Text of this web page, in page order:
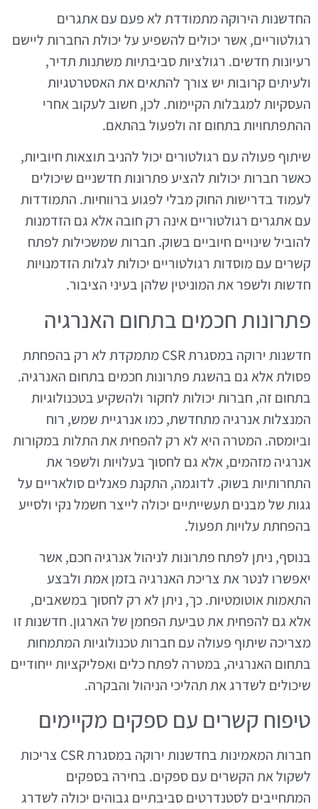
החדשנות הירוקה מתמודדת לא פעם עם אתגרים
רגולטוריים, אשר יכולים להשפיע על יכולת החברות ליישם
רעיונות חדשים. רגולציות סביבתיות משתנות תדיר,
ולעיתים קרובות יש צורך להתאים את האסטרטגיות
העסקיות למגבלות הקיימות. לכן, חשוב לעקוב אחרי
ההתפתחויות בתחום זה ולפעול בהתאם.
שיתוף פעולה עם רגולטורים יכול להניב תוצאות חיוביות,
כאשר חברות יכולות להציע פתרונות חדשניים שיכולים
לעמוד בדרישות החוק מבלי לפגוע ברווחיות. התמודדות
עם אתגרים רגולטוריים אינה רק חובה אלא גם הזדמנות
להוביל שינויים חיוביים בשוק. חברות שמשכילות לפתח
קשרים עם מוסדות רגולטוריים יכולות לגלות הזדמנויות
חדשות ולשפר את המוניטין שלהן בעיני הציבור.
פתרונות חכמים בתחום האנרגיה
חדשנות ירוקה במסגרת CSR מתמקדת לא רק בהפחתת
פסולת אלא גם בהשגת פתרונות חכמים בתחום האנרגיה.
בתחום זה, חברות יכולות לחקור ולהשקיע בטכנולוגיות
המנצלות אנרגיה מתחדשת, כמו אנרגיית שמש, רוח
וביומסה. המטרה היא לא רק להפחית את התלות במקורות
אנרגיה מזהמים, אלא גם לחסוך בעלויות ולשפר את
התחרותיות בשוק. לדוגמה, התקנת פאנלים סולאריים על
גגות של מבנים תעשייתיים יכולה לייצר חשמל נקי ולסייע
בהפחתת עלויות תפעול.
בנוסף, ניתן לפתח פתרונות לניהול אנרגיה חכם, אשר
יאפשרו לנטר את צריכת האנרגיה בזמן אמת ולבצע
התאמות אוטומטיות. כך, ניתן לא רק לחסוך במשאבים,
אלא גם להפחית את טביעת הפחמן של הארגון. חדשנות זו
מצריכה שיתוף פעולה עם חברות טכנולוגיות המתמחות
בתחום האנרגיה, במטרה לפתח כלים ואפליקציות ייחודיים
שיכולים לשדרג את תהליכי הניהול והבקרה.
טיפוח קשרים עם ספקים מקיימים
חברות המאמינות בחדשנות ירוקה במסגרת CSR צריכות
לשקול את הקשרים עם ספקים. בחירה בספקים
המתחייבים לסטנדרטים סביבתיים גבוהים יכולה לשדרג